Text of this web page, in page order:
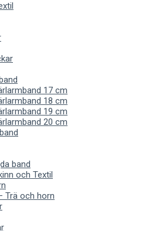
17 cm
18 cm
19 cm
20 cm
band
och Textil
Trä och horn